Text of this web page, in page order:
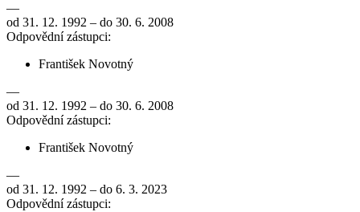
—
od 31. 12. 1992 – do 30. 6. 2008
Odpovědní zástupci:
František Novotný
—
od 31. 12. 1992 – do 30. 6. 2008
Odpovědní zástupci:
František Novotný
—
od 31. 12. 1992 – do 6. 3. 2023
Odpovědní zástupci: